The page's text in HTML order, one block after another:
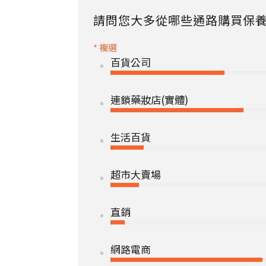
請問您大多從哪些通路購買保
* 複選
百貨公司
連鎖藥妝店(實體)
生活百貨
超市大賣場
直銷
網路電商